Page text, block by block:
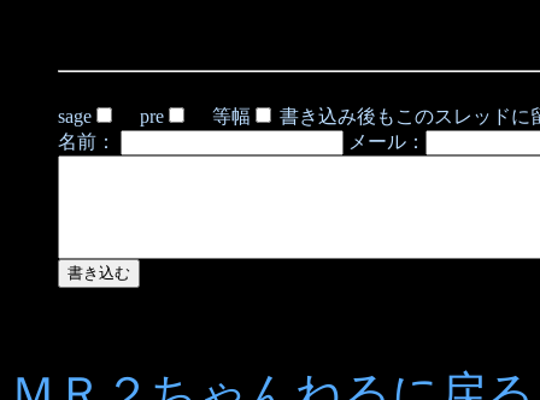
sage pre 等幅
書き込み後もこのスレッドに
名前：
メール：